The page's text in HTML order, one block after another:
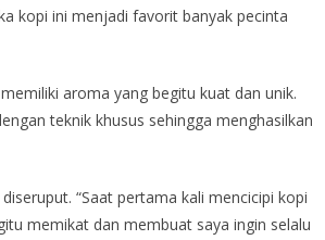
kopi ini menjadi favorit banyak pecinta
aroma yang begitu kuat dan unik.
teknik khusus sehingga menghasilkan
“Saat pertama kali mencicipi kopi
memikat dan membuat saya ingin selalu